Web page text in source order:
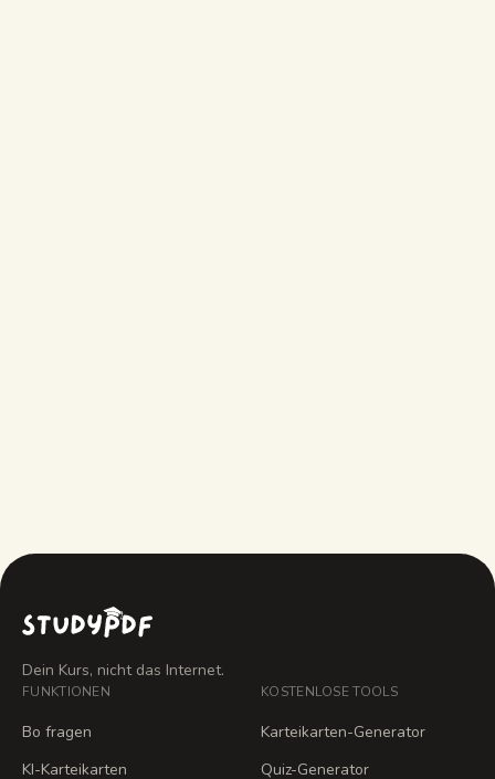
Dein Kurs, nicht das Internet.
FUNKTIONEN
Bo fragen
KI-Karteikarten
KOSTENLOSE TOOLS
Karteikarten-Generator
Quiz-Generator